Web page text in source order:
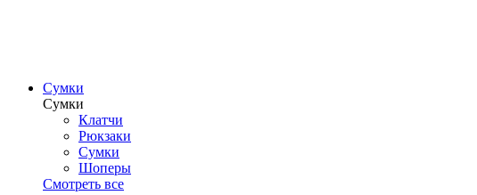
Сумки
Сумки
Клатчи
Рюкзаки
Сумки
Шоперы
Смотреть все